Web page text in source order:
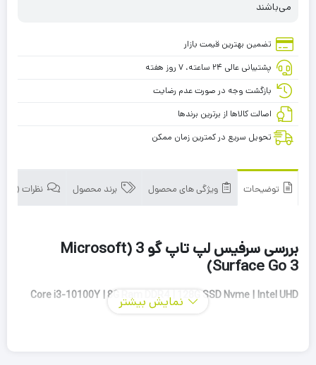
می‌باشند
تضمین بهترین قیمت بازار
پشتیبانی عالی ۲۴ ساعته، ۷ روز هفته
بازگشت وجه در صورت عدم رضایت
اصالت کالاها از برترین برندها
تحویل سریع در کمترین زمان ممکن
توضیحات ویژگی های محصول برند محصول نظرات (0)
بررسی سرفیس لپ تاپ گو 3 (Microsoft
Surface Go 3)
Core i3-10100Y | 8G Ram DDR4 | 128G SSD Nvme | Intel UHD
نمایش بیشتر